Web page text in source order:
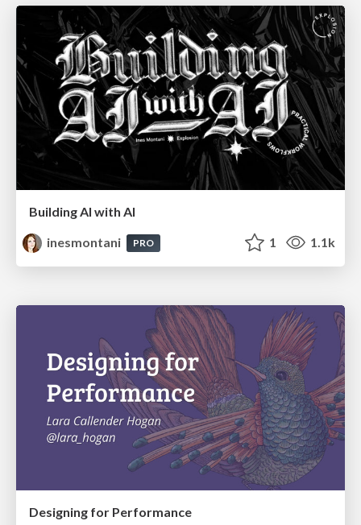
Building AI with AI
inesmontani
PRO 1 1.1k
Designing for Performance